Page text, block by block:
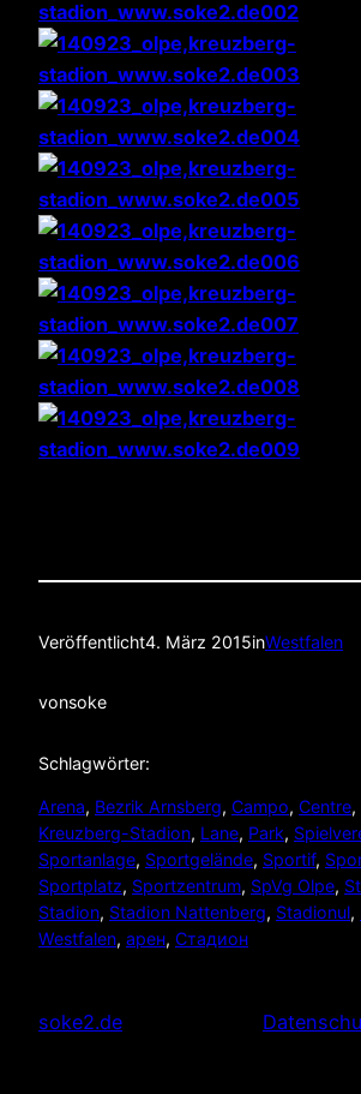
Veröffentlicht4. März 2015inWestfalen
vonsoke
Schlagwörter:
Arena, Bezrik Arnsberg, Campo, Centre,
Kreuzberg-Stadion, Lane, Park,
Sportanlage, Sportgelände, Sportif,
Sportplatz, Sportzentrum, SpVg Olpe,
Stadion, Stadion Nattenberg, Stadionul,
Westfalen, арен, Стадион
soke2.de